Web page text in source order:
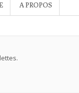
A PROPOS